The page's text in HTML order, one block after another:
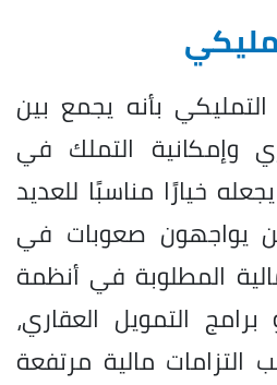
التمليكي بأنه يجمع بين
وإمكانية التملك في
خيارًا مناسبًا للعديد
يواجهون صعوبات في
المطلوبة في أنظمة
برامج التمويل العقاري،
التزامات مالية مرتفعة